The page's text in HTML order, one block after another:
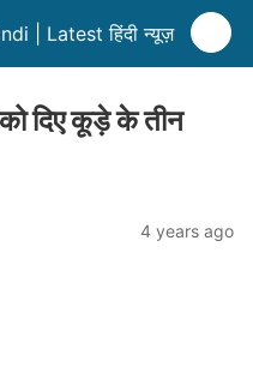
| Latest हिंदी न्यूज़
दिए कूड़े के तीन
4 years ago